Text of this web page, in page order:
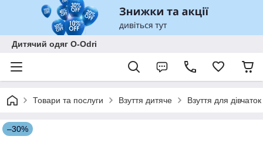
Дитячий одяг O-Odri
Товари та послуги Взуття дитяче Взуття для дівчаток
–30%